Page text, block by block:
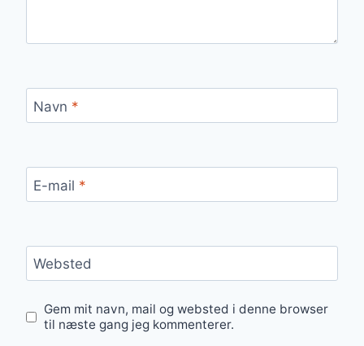
Navn *
E-mail *
Websted
Gem mit navn, mail og websted i denne browser
til næste gang jeg kommenterer.